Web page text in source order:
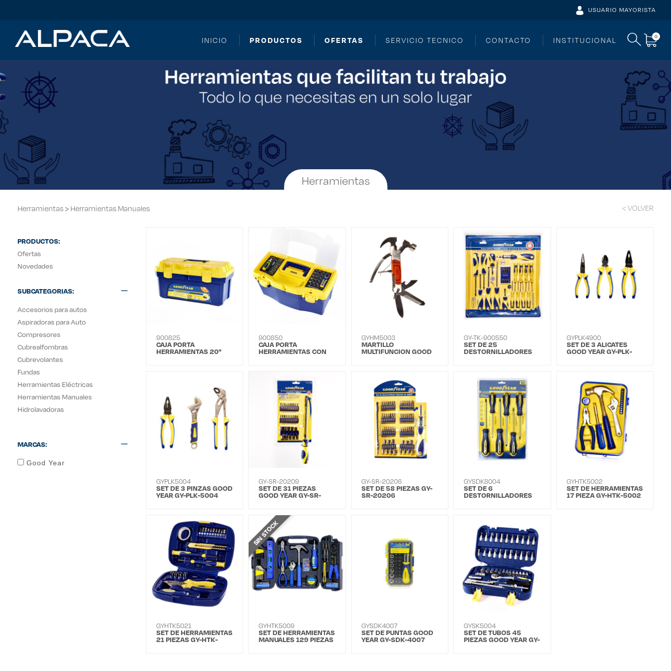
USUARIO MAYORISTA
0
INICIO PRODUCTOS OFERTAS SERVICIO TECNICO CONTACTO INSTITUCIONAL
Herramientas
Herramientas> Herramientas Manuales < VOLVER
PRODUCTOS:
Ofertas
Novedades
SUBCATEGORIAS:
Accesorios para autos
Aspiradoras para Auto
Compresores
Cubrealfombras
Cubrevolantes
Fundas
Herramientas Eléctricas
Herramientas Manuales
Hidrolavadoras
MARCAS:
Good Year
900825
CAJA PORTA
HERRAMIENTAS 20"
900850
CAJA PORTA
HERRAMIENTAS CON
GYHM5003
MARTILLO
MULTIFUNCION GOOD
GY-TK-900550
SET DE 25
DESTORNILLADORES
GYPLK4900
SET DE 3 ALICATES
GOOD YEAR GY-PLK-
GYPLK5004
SET DE 3 PINZAS GOOD
YEAR GY-PLK-5004
GY-SR-20209
SET DE 31 PIEZAS
GOOD YEAR GY-SR-
GY-SR-20206
SET DE 58 PIEZAS GY-
SR-20206
GYSDK8004
SET DE 6
DESTORNILLADORES
GYHTK5002
SET DE HERRAMIENTAS
17 PIEZA GY-HTK-5002
GYHTK5021
SET DE HERRAMIENTAS
21 PIEZAS GY-HTK-
SIN STOCK
GYHTK5009
SET DE HERRAMIENTAS
MANUALES 129 PIEZAS
GYSDK4007
SET DE PUNTAS GOOD
YEAR GY-SDK-4007
GYSK5004
SET DE TUBOS 45
PIEZAS GOOD YEAR GY-